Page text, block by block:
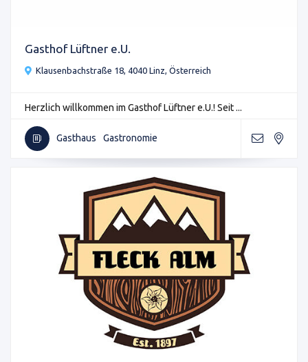
Gasthof Lüftner e.U.
Klausenbachstraße 18, 4040 Linz, Österreich
Herzlich willkommen im Gasthof Lüftner e.U.! Seit ...
Gasthaus Gastronomie